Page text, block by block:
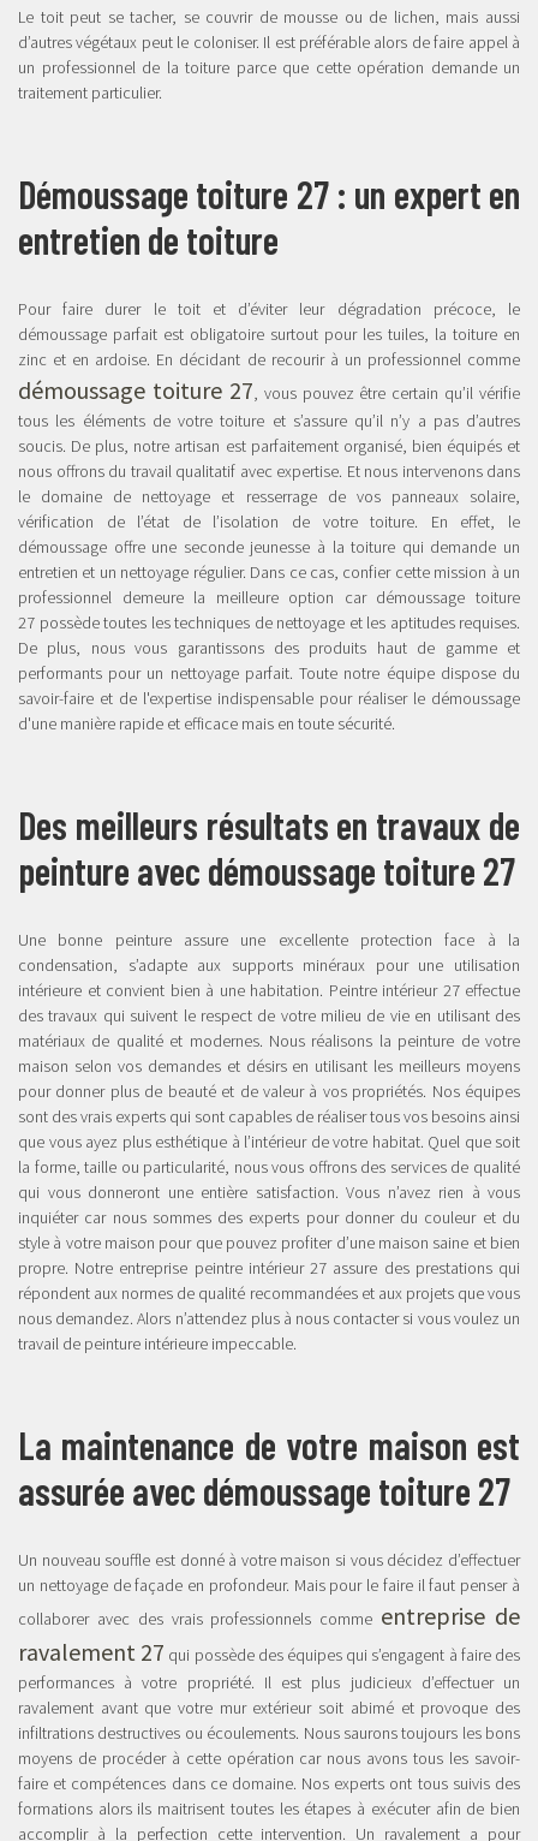
Le toit peut se tacher, se couvrir de mousse ou de lichen, mais aussi
d’autres végétaux peut le coloniser. Il est préférable alors de faire appel à
un professionnel de la toiture parce que cette opération demande un
traitement particulier.
Démoussage toiture 27 : un expert en
entretien de toiture
Pour faire durer le toit et d’éviter leur dégradation précoce, le
démoussage parfait est obligatoire surtout pour les tuiles, la toiture en
zinc et en ardoise. En décidant de recourir à un professionnel comme
démoussage toiture 27, vous pouvez être certain qu’il vérifie
tous les éléments de votre toiture et s’assure qu’il n’y a pas d’autres
soucis. De plus, notre artisan est parfaitement organisé, bien équipés et
nous offrons du travail qualitatif avec expertise. Et nous intervenons dans
le domaine de nettoyage et resserrage de vos panneaux solaire,
vérification de l’état de l’isolation de votre toiture. En effet, le
démoussage offre une seconde jeunesse à la toiture qui demande un
entretien et un nettoyage régulier. Dans ce cas, confier cette mission à un
professionnel demeure la meilleure option car démoussage toiture
27 possède toutes les techniques de nettoyage et les aptitudes requises.
De plus, nous vous garantissons des produits haut de gamme et
performants pour un nettoyage parfait. Toute notre équipe dispose du
savoir-faire et de l'expertise indispensable pour réaliser le démoussage
d'une manière rapide et efficace mais en toute sécurité.
Des meilleurs résultats en travaux de
peinture avec démoussage toiture 27
Une bonne peinture assure une excellente protection face à la
condensation, s’adapte aux supports minéraux pour une utilisation
intérieure et convient bien à une habitation. Peintre intérieur 27 effectue
des travaux qui suivent le respect de votre milieu de vie en utilisant des
matériaux de qualité et modernes. Nous réalisons la peinture de votre
maison selon vos demandes et désirs en utilisant les meilleurs moyens
pour donner plus de beauté et de valeur à vos propriétés. Nos équipes
sont des vrais experts qui sont capables de réaliser tous vos besoins ainsi
que vous ayez plus esthétique à l’intérieur de votre habitat. Quel que soit
la forme, taille ou particularité, nous vous offrons des services de qualité
qui vous donneront une entière satisfaction. Vous n’avez rien à vous
inquiéter car nous sommes des experts pour donner du couleur et du
style à votre maison pour que pouvez profiter d’une maison saine et bien
propre. Notre entreprise peintre intérieur 27 assure des prestations qui
répondent aux normes de qualité recommandées et aux projets que vous
nous demandez. Alors n’attendez plus à nous contacter si vous voulez un
travail de peinture intérieure impeccable.
La maintenance de votre maison est
assurée avec démoussage toiture 27
Un nouveau souffle est donné à votre maison si vous décidez d’effectuer
un nettoyage de façade en profondeur. Mais pour le faire il faut penser à
collaborer avec des vrais professionnels comme entreprise de
ravalement 27 qui possède des équipes qui s’engagent à faire des
performances à votre propriété. Il est plus judicieux d’effectuer un
ravalement avant que votre mur extérieur soit abimé et provoque des
infiltrations destructives ou écoulements. Nous saurons toujours les bons
moyens de procéder à cette opération car nous avons tous les savoir-
faire et compétences dans ce domaine. Nos experts ont tous suivis des
formations alors ils maitrisent toutes les étapes à exécuter afin de bien
accomplir à la perfection cette intervention. Un ravalement a pour